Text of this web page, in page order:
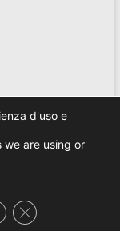
d'uso e
we are using or
Close GDPR